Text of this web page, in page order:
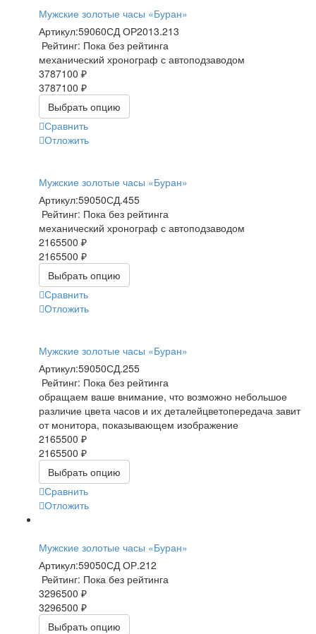
Мужские золотые часы «Буран»
Артикул:59060СД ОР2013.213
Рейтинг: Пока без рейтинга
механический хронограф с автоподзаводом
3787100 ₽
3787100 ₽
Выбрать опцию
Сравнить
Отложить
Мужские золотые часы «Буран»
Артикул:59050СД.455
Рейтинг: Пока без рейтинга
механический хронограф с автоподзаводом
2165500 ₽
2165500 ₽
Выбрать опцию
Сравнить
Отложить
Мужские золотые часы «Буран»
Артикул:59050СД.255
Рейтинг: Пока без рейтинга
обращаем ваше внимание, что возможно небольшое
различие цвета часов и их деталейцветопередача завит
от монитора, показывающем изображение
2165500 ₽
2165500 ₽
Выбрать опцию
Сравнить
Отложить
Мужские золотые часы «Буран»
Артикул:59050СД ОР.212
Рейтинг: Пока без рейтинга
3296500 ₽
3296500 ₽
Выбрать опцию